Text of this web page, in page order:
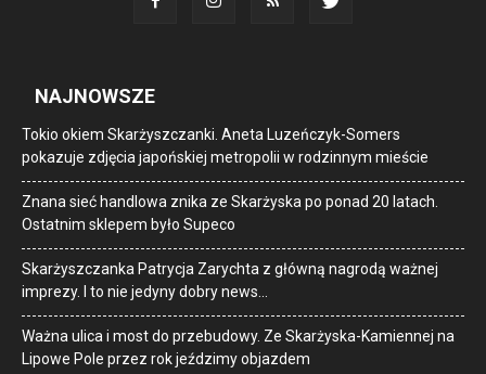
NAJNOWSZE
Tokio okiem Skarżyszczanki. Aneta Luzeńczyk-Somers
pokazuje zdjęcia japońskiej metropolii w rodzinnym mieście
Znana sieć handlowa znika ze Skarżyska po ponad 20 latach.
Ostatnim sklepem było Supeco
Skarżyszczanka Patrycja Zarychta z główną nagrodą ważnej
imprezy. I to nie jedyny dobry news…
Ważna ulica i most do przebudowy. Ze Skarżyska-Kamiennej na
Lipowe Pole przez rok jeździmy objazdem